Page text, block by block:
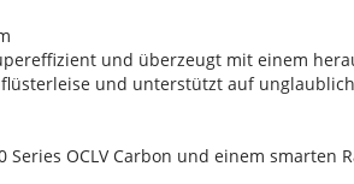
und überzeugt mit einem
und unterstützt auf
OCLV Carbon und einem smarten